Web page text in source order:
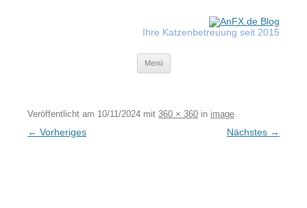
Ihre Katzenbetreuung seit 2015
Menü
Veröffentlicht am 10/11/2024 mit 360 × 360 in image.
← Vorheriges Nächstes →